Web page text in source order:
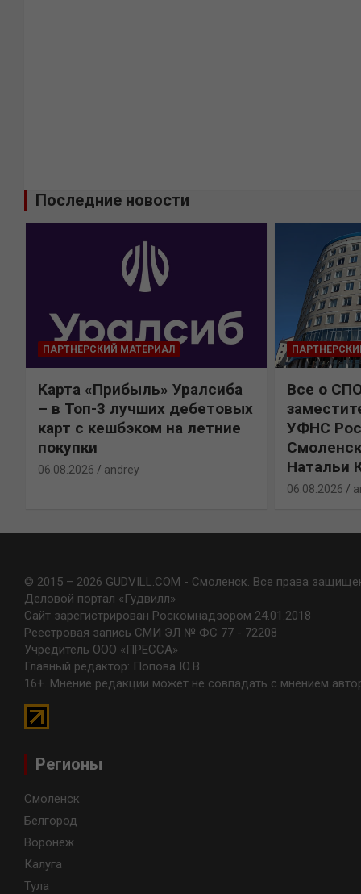
Последние новости
ПАРТНЕРСКИЙ МАТЕРИАЛ
Карта «Прибыль» Уралсиба
– в Топ-3 лучших дебетовых
карт с кешбэком на летние
покупки
06.08.2026 andrey
Все о
УФНС
Натальи
06.08.2026
© 2015 – 2026 GUDVILL.COM - Смоленск. Все права
Деловой портал «Гудвилл»
Сайт зарегистрирован Роскомнадзором 24.01.2018
Реестровая запись СМИ ЭЛ № ФС 77 - 72208
Учредитель ООО «ПРЕССА»
Главный редактор: Попова Ю.В.
16+. Мнение редакции может не совпадать с мнением
Регионы
Смоленск
Белгород
Воронеж
Калуга
Тула